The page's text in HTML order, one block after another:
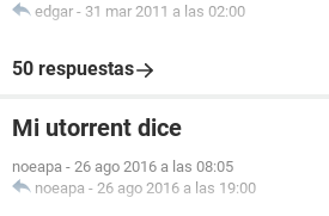
edgar - 31 mar 2011 a las 02:00
50 respuestas
Mi utorrent dice
noeapa - 26 ago 2016 a las 08:05
noeapa - 26 ago 2016 a las 19:00